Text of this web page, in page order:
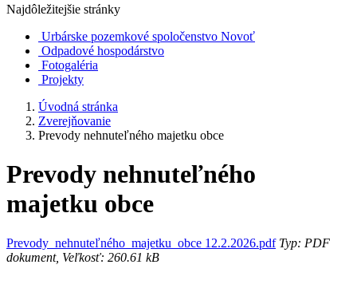
Najdôležitejšie stránky
Urbárske pozemkové spoločenstvo Novoť
Odpadové hospodárstvo
Fotogaléria
Projekty
Úvodná stránka
Zverejňovanie
Prevody nehnuteľného majetku obce
Prevody nehnuteľného
majetku obce
Prevody_nehnuteľného_majetku_obce 12.2.2026.pdfTyp: PDF
dokument, Veľkosť: 260.61 kB